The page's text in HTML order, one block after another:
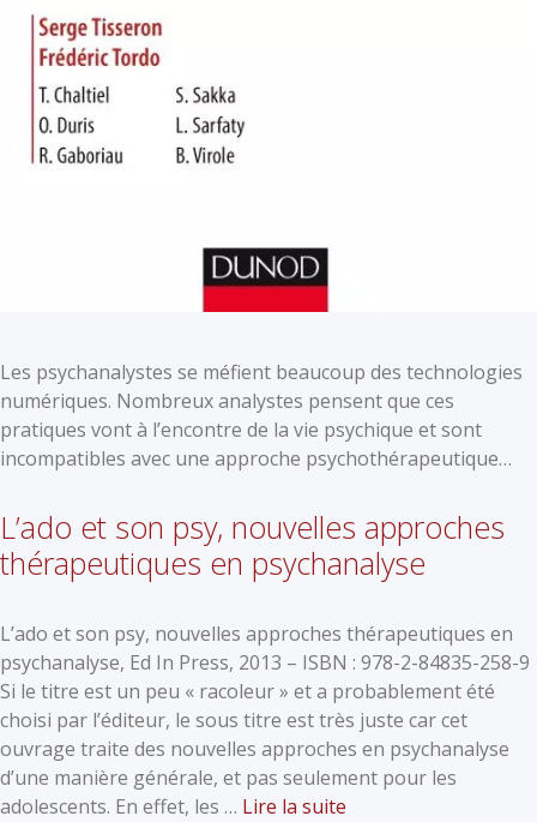
Les psychanalystes se méfient beaucoup des technologies
numériques. Nombreux analystes pensent que ces
pratiques vont à l’encontre de la vie psychique et sont
incompatibles avec une approche psychothérapeutique…
L’ado et son psy, nouvelles approches
thérapeutiques en psychanalyse
L’ado et son psy, nouvelles approches thérapeutiques en
psychanalyse, Ed In Press, 2013 – ISBN : 978-2-84835-258-9
Si le titre est un peu « racoleur » et a probablement été
choisi par l’éditeur, le sous titre est très juste car cet
ouvrage traite des nouvelles approches en psychanalyse
d’une manière générale, et pas seulement pour les
adolescents. En effet, les … Lire la suite